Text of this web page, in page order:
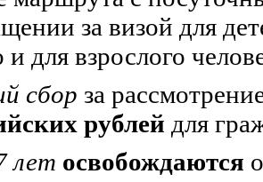
за визой для
для взрослого
сбор за
рублей для
лет освобождаются